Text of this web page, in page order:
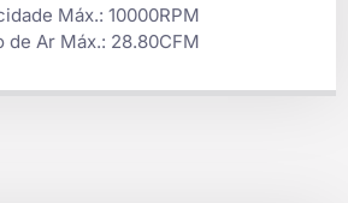
Máx.: 10000RPM
de Ar Máx.: 28.80CFM